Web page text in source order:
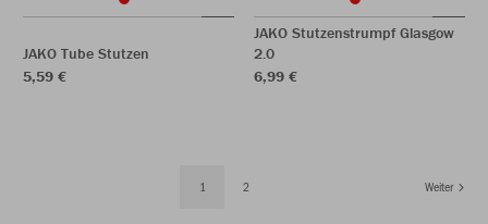
JAKO Tube Stutzen
5,59 €
JAKO Stutzenstrumpf Glasgow
2.0
6,99 €
1 2 Weiter